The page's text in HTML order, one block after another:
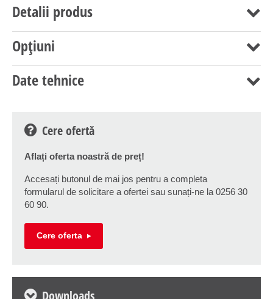
Detalii produs
Opțiuni
Date tehnice
Cere ofertă
Aflați oferta noastră de preț!
Accesați butonul de mai jos pentru a completa
formularul de solicitare a ofertei sau sunați-ne la 0256 30
60 90.
Cere oferta
Downloads